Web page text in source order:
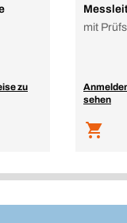
zu
mit
sehen